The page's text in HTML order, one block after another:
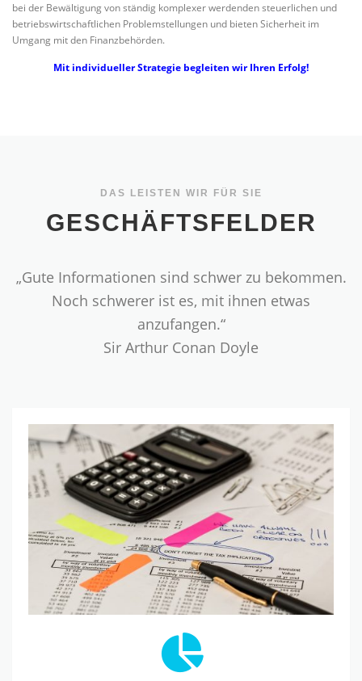
bei der Bewältigung von ständig komplexer werdenden steuerlichen und
betriebswirtschaftlichen Problemstellungen und bieten Sicherheit im
Umgang mit den Finanzbehörden.
Mit individueller Strategie begleiten wir Ihren Erfolg!
DAS LEISTEN WIR FÜR SIE
GESCHÄFTSFELDER
„Gute Informationen sind schwer zu bekommen.
Noch schwerer ist es, mit ihnen etwas
anzufangen.“
Sir Arthur Conan Doyle
Rechnungswesen